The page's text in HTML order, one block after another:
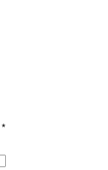
*Erforderlich